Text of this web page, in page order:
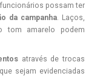
possam ter
da campanha. Laços,
tom amarelo podem
através de trocas
sejam evidenciadas